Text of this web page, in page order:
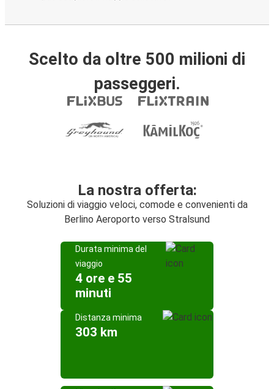
Scelto da oltre 500 milioni di
passeggeri.
La nostra offerta:
Soluzioni di viaggio veloci, comode e convenienti da
Berlino Aeroporto verso Stralsund
Durata minima del
viaggio
4 ore e 55
minuti
Distanza minima
303 km